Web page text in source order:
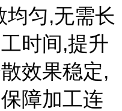
匀,无需长
时间,提升
效果稳定,
障加工连